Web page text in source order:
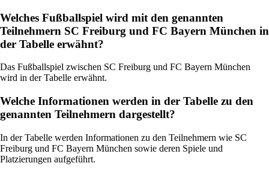
Welches Fußballspiel wird mit den genannten
Teilnehmern SC Freiburg und FC Bayern München in
der Tabelle erwähnt?
Das Fußballspiel zwischen SC Freiburg und FC Bayern München
wird in der Tabelle erwähnt.
Welche Informationen werden in der Tabelle zu den
genannten Teilnehmern dargestellt?
In der Tabelle werden Informationen zu den Teilnehmern wie SC
Freiburg und FC Bayern München sowie deren Spiele und
Platzierungen aufgeführt.